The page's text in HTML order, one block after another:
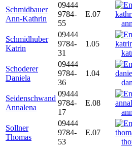
Schmidbauer
Ann-Kathrin
09444
9784-
55
E.07
Schmidhuber
Katrin
09444
9784-
31
1.05
Schoderer
Daniela
09444
9784-
36
1.04
Seidenschwand
Annalena
09444
9784-
17
E.08
Sollner
Thomas
09444
9784-
53
E.07